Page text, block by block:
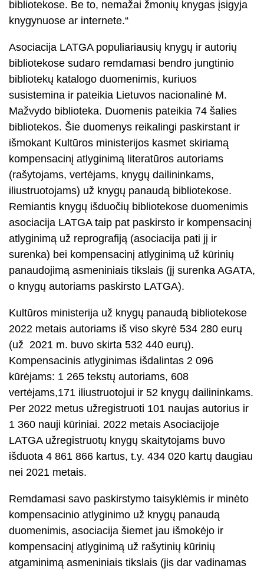
bibliotekose. Be to, nemažai žmonių knygas įsigyja
knygynuose ar internete.“
Asociacija LATGA populiariausių knygų ir autorių
bibliotekose sudaro remdamasi bendro jungtinio
bibliotekų katalogo duomenimis, kuriuos
susistemina ir pateikia Lietuvos nacionalinė M.
Mažvydo biblioteka. Duomenis pateikia 74 šalies
bibliotekos. Šie duomenys reikalingi paskirstant ir
išmokant Kultūros ministerijos kasmet skiriamą
kompensacinį atlyginimą literatūros autoriams
(rašytojams, vertėjams, knygų dailininkams,
iliustruotojams) už knygų panaudą bibliotekose.
Remiantis knygų išduočių bibliotekose duomenimis
asociacija LATGA taip pat paskirsto ir kompensacinį
atlyginimą už reprografiją (asociacija pati jį ir
surenka) bei kompensacinį atlyginimą už kūrinių
panaudojimą asmeniniais tikslais (jį surenka AGATA,
o knygų autoriams paskirsto LATGA).
Kultūros ministerija už knygų panaudą bibliotekose
2022 metais autoriams iš viso skyrė 534 280 eurų
(už 2021 m. buvo skirta 532 440 eurų).
Kompensacinis atlyginimas išdalintas 2 096
kūrėjams: 1 265 tekstų autoriams, 608
vertėjams,171 iliustruotojui ir 52 knygų dailininkams.
Per 2022 metus užregistruoti 101 naujas autorius ir
1 360 nauji kūriniai. 2022 metais Asociacijoje
LATGA užregistruotų knygų skaitytojams buvo
išduota 4 861 866 kartus, t.y. 434 020 kartų daugiau
nei 2021 metais.
Remdamasi savo paskirstymo taisyklėmis ir minėto
kompensacinio atlyginimo už knygų panaudą
duomenimis, asociacija šiemet jau išmokėjo ir
kompensacinį atlyginimą už rašytinių kūrinių
atgaminimą asmeniniais tikslais (jis dar vadinamas